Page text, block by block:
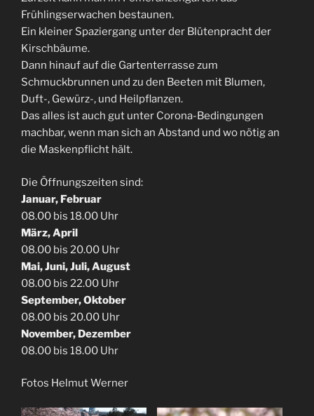
Frühlingserwachen bestaunen.
Ein kleiner Spaziergang unter der Blütenpracht der
Kirschbäume.
Dann hinauf auf die Gartenterrasse zum
Schmuckbrunnen und zu den Beeten mit Blumen,
Duft-, Gewürz-, und Heilpflanzen.
Das alles ist auch gut unter Corona-Bedingungen
machbar, wenn man sich an Abstand und wo nötig an
die Maskenpflicht hält.
Die Öffnungszeiten sind:
Januar, Februar
08.00 bis 18.00 Uhr
März, April
08.00 bis 20.00 Uhr
Mai, Juni, Juli, August
08.00 bis 22.00 Uhr
September, Oktober
08.00 bis 20.00 Uhr
November, Dezember
08.00 bis 18.00 Uhr
Fotos Helmut Werner